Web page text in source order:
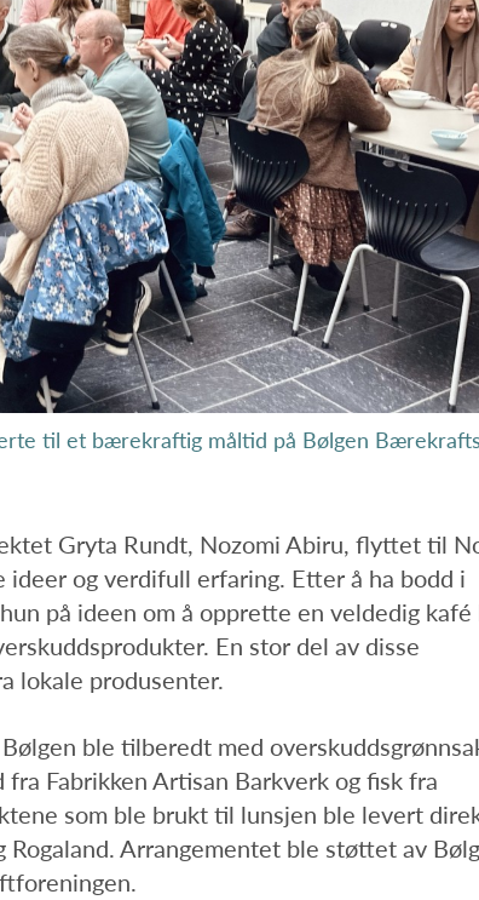
til et bærekraftig måltid på Bølgen
Gryta Rundt, Nozomi Abiru, flyttet til
ideer og verdifull erfaring. Etter å ha bodd i
på ideen om å opprette en veldedig kafé
En stor del av disse
lokale produsenter.
ble tilberedt med
Fabrikken Artisan Barkverk og fisk fra
som ble brukt til lunsjen ble levert
Rogaland. Arrangementet ble støttet av